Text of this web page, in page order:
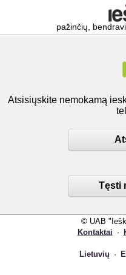
pažinčių,
Atsisiųskite nemokamą
Tęsti
© UAB
Kontaktai ·
Lietuvių ·